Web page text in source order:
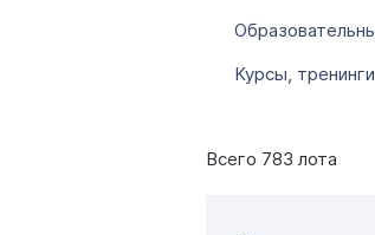
Курсы, тренинги
Всего 783 лота